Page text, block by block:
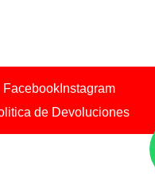
FacebookInstagram
de Devoluciones